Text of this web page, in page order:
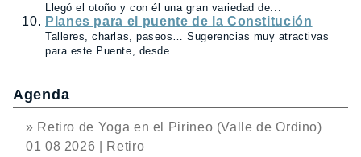
Llegó el otoño y con él una gran variedad de...
Planes para el puente de la Constitución
Talleres, charlas, paseos… Sugerencias muy atractivas
para este Puente, desde...
Agenda
» Retiro de Yoga en el Pirineo (Valle de Ordino)
01 08 2026 | Retiro